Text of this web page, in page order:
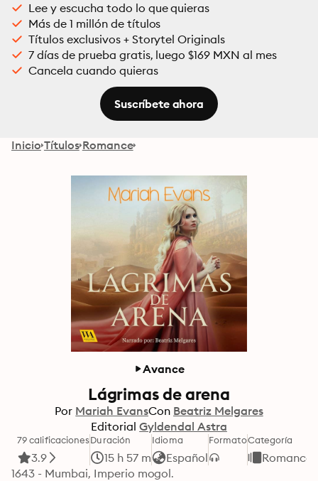
Lee y escucha todo lo que quieras
Más de 1 millón de títulos
Títulos exclusivos + Storytel Originals
7 días de prueba gratis, luego $169 MXN al mes
Cancela cuando quieras
Suscríbete ahora
Inicio Títulos Romance
Avance
Lágrimas de arena
Por Mariah EvansCon Beatriz Melgares
Editorial Gyldendal Astra
79 calificaciones
3.9
Duración
15 h 57 m
Idioma
Español
FormatoCategoría
Romance
1643 - Mumbai, Imperio mogol.